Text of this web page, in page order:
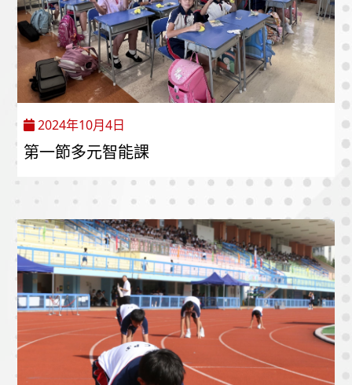
2024年10月4日
第一節多元智能課